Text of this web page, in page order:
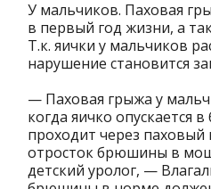
У мальчиков. Паховая
в первый год жизни, а
Т.к. яички у мальчиков
нарушение становится
— Паховая грыжа у
когда яичко опускается
проходит через
отросток брюшины в
детский уролог, —